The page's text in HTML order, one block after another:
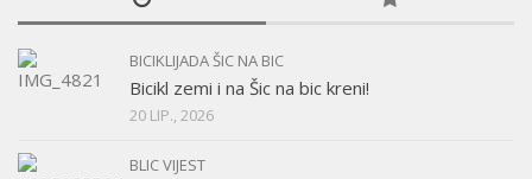
BICIKLIJADA ŠIC NA BIC
Bicikl zemi i na Šic na bic kreni!
20 LIP., 2026
BLIC VIJEST